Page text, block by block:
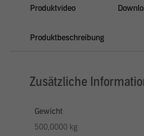
Produktvideo
Produktbeschreibung
Zusätzliche
Gewicht
500,0000 kg